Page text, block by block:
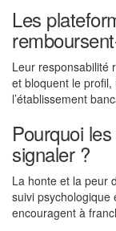
Les
Leur responsabilité
et bloquent le
l’établissement
Pourquoi
signaler ?
La honte et la peur
suivi psychologique
encouragent à